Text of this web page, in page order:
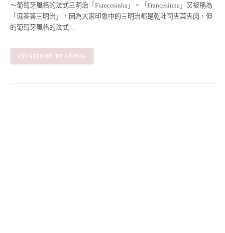
～葡萄牙風格的法式三明治「Francesinha」。「Francesinha」又被稱為
「濕答答三明治」，因為大家印象中的三明治都是乾吐司夾菜夾肉，但
的葡萄牙風格的法式…
CONTINUE READING